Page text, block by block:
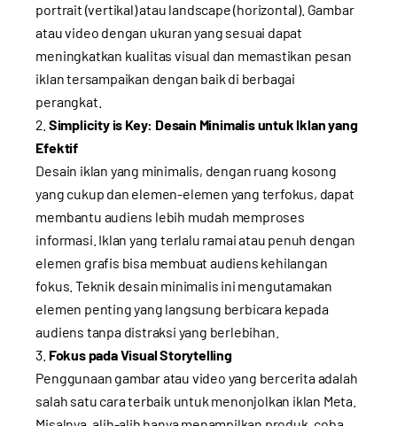
portrait (vertikal) atau landscape (horizontal). Gambar
atau video dengan ukuran yang sesuai dapat
meningkatkan kualitas visual dan memastikan pesan
iklan tersampaikan dengan baik di berbagai
perangkat.
Simplicity is Key: Desain Minimalis untuk Iklan yang
Efektif
Desain iklan yang minimalis, dengan ruang kosong
yang cukup dan elemen-elemen yang terfokus, dapat
membantu audiens lebih mudah memproses
informasi. Iklan yang terlalu ramai atau penuh dengan
elemen grafis bisa membuat audiens kehilangan
fokus. Teknik desain minimalis ini mengutamakan
elemen penting yang langsung berbicara kepada
audiens tanpa distraksi yang berlebihan.
Fokus pada Visual Storytelling
Penggunaan gambar atau video yang bercerita adalah
salah satu cara terbaik untuk menonjolkan iklan Meta.